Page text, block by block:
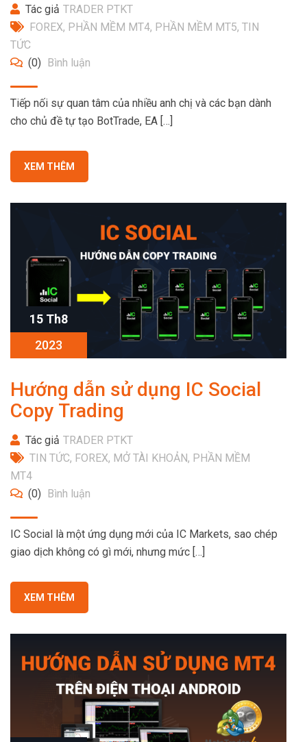
Tác giả TRADER PTKT
FOREX, PHẦN MỀM MT4, PHẦN MỀM MT5, TIN
TỨC
(0) Bình luận
Tiếp nối sự quan tâm của nhiều anh chị và các bạn dành
cho chủ đề tự tạo BotTrade, EA […]
XEM THÊM
15 Th8
2023
Hướng dẫn sử dụng IC Social
Copy Trading
Tác giả TRADER PTKT
TIN TỨC, FOREX, MỞ TÀI KHOẢN, PHẦN MỀM
MT4
(0) Bình luận
IC Social là một ứng dụng mới của IC Markets, sao chép
giao dịch không có gì mới, nhưng mức […]
XEM THÊM